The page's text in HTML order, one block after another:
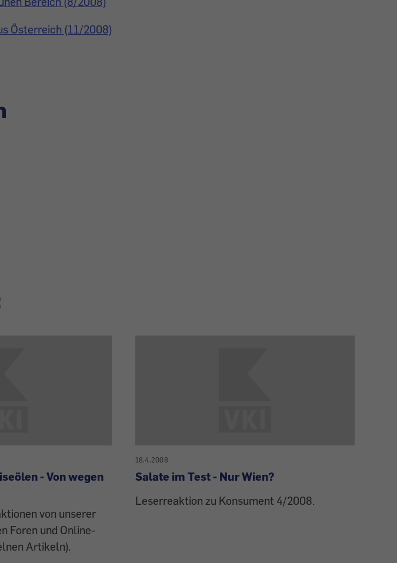
Österreich (11/2008)
- Von wegen
von unserer
Foren und Online-
Artikeln).
18.4.2008
Salate im Test - Nur Wien?
Leserreaktion zu Konsument 4/2008.